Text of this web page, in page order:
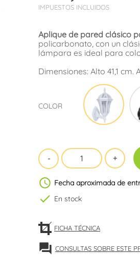
IMPUESTOS INCLUIDOS
Aplique de pared clásico
policarbonato, con un
lámpara es ideal para
Dimensiones: Alto 41,1 cm.
COLOR
schedule Fecha aproximada de
check En stock
FICHA TÉCNICA
forum CONSULTAS SOBRE ESTE